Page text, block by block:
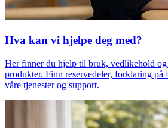
Hva kan vi hjelpe deg med?
Her finner du hjelp til bruk, vedlikehold
produkter. Finn reservedeler, forklaring på
våre tjenester og support.